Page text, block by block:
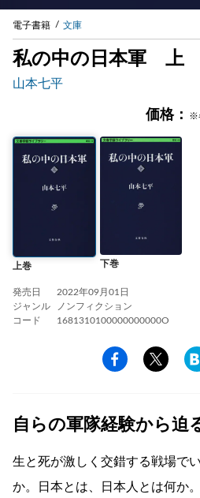
電子書籍 文庫
私の中の日本軍 上
山本七平
価格： ※
上巻 下巻
発売日
2022年09月01日
ジャンル
ノンフィクション
コード
1681310100000000000O
自らの軍隊経験から迫
生と死が激しく交錯する戦場で
か。日本とは、日本人とは何か